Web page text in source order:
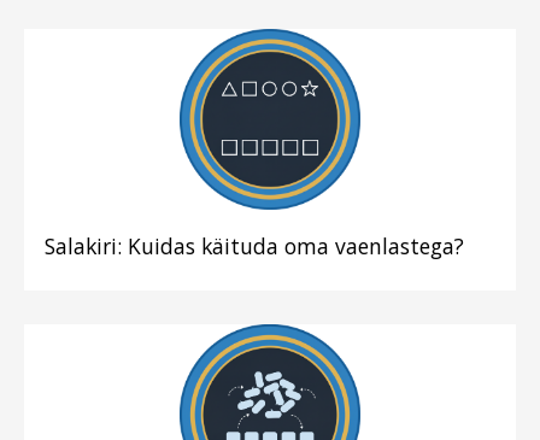
Salakiri: Kuidas käituda oma vaenlastega?